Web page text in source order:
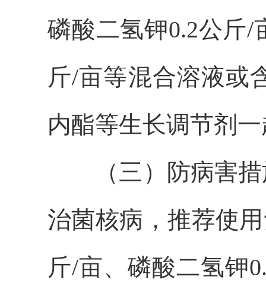
磷酸二氢钾0.2公斤/
斤/亩等混合溶液或
内酯等生长调节剂
（三）防病害
治菌核病，推荐使
斤/亩、磷酸二氢钾